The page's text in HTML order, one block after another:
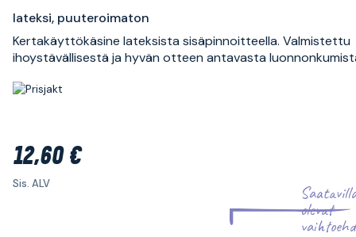
lateksi, puuteroimaton
Kertakäyttökäsine lateksista sisäpinnoitteella. Valmistettu
ihoystävällisestä ja hyvän otteen antavasta
12,60 €
Sis. ALV
olevat